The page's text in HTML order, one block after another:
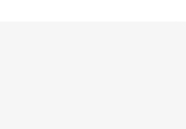
glycol glycereth-